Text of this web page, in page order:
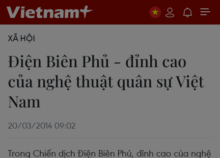
XÃ HỘI
Điện Biên Phủ - đỉnh cao
của nghệ thuật quân sự Việt
Nam
20/03/2014 09:02
Trong Chiến dịch Điện Biên Phủ, đỉnh cao của nghệ